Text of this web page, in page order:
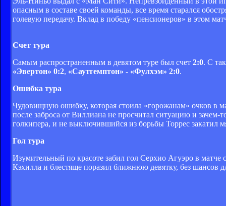
опасным в составе своей команды, все время старался
голевую передачу. Вклад в победу «пенсионеров» в этом
Счет тура
Самым распространенным в девятом туре был счет 2:0. С
«Эвертон» 0:2, «Саутгемптон» - «Фулхэм» 2:0.
Ошибка тура
Чудовищную ошибку, которая стоила «горожанам» очков в
после заброса от Виллиана не просчитал ситуацию и
голкипера, и не выключившийся из борьбы Торрес закатил
Гол тура
Изумительный по красоте забил гол Серхио Агуэро в
Кэхилла и блестяще поразил ближнюю девятку, без шансов